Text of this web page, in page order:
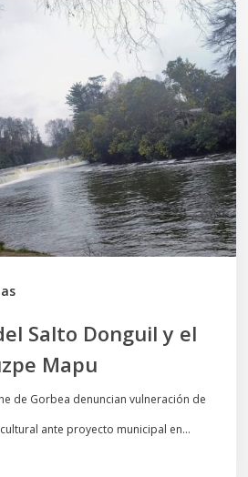
Salto Donguil y el
Mapu
de Gorbea denuncian vulneración de
ante proyecto municipal en…